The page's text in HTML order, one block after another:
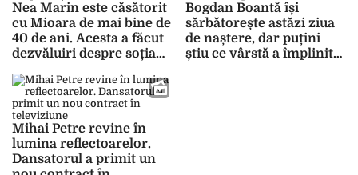
Nea Marin este căsătorit
cu Mioara de mai bine de
40 de ani. Acesta a făcut
dezvăluiri despre soția
Bogdan Boantă își
sărbătorește astăzi ziua
de naștere, dar puțini
știu ce vârstă a împlinit
Mihai Petre revine în
lumina reflectoarelor.
Dansatorul a primit un